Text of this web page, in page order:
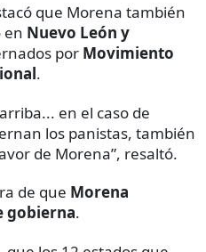
que Morena también
en Nuevo León y
por Movimiento
.
en el caso de
los panistas, también
de Morena”, resaltó.
de que Morena
gobierna.